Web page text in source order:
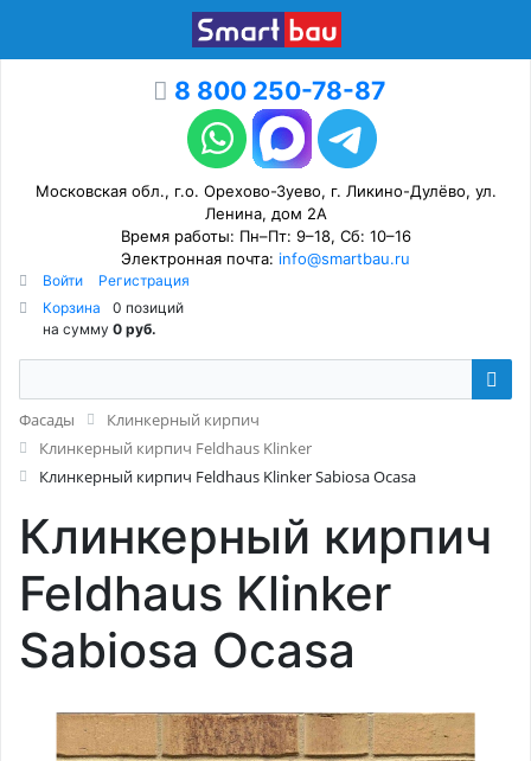
8 800 250-78-87
Московская обл., г.о. Орехово-Зуево, г. Ликино-Дулёво, ул.
Ленина, дом 2А
Время работы: Пн–Пт: 9–18, Сб: 10–16
Электронная почта: info@smartbau.ru
Войти
Регистрация
Корзина
0 позиций
на сумму 0 руб.
Фасады
Клинкерный кирпич
Клинкерный кирпич Feldhaus Klinker
Клинкерный кирпич Feldhaus Klinker Sabiosa Ocasa
Клинкерный кирпич
Feldhaus Klinker
Sabiosa Ocasa